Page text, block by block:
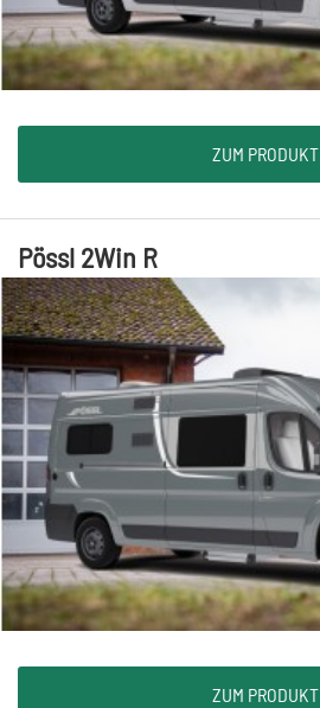
ZUM PRODUKT
Pössl 2Win R
ZUM PRODUKT